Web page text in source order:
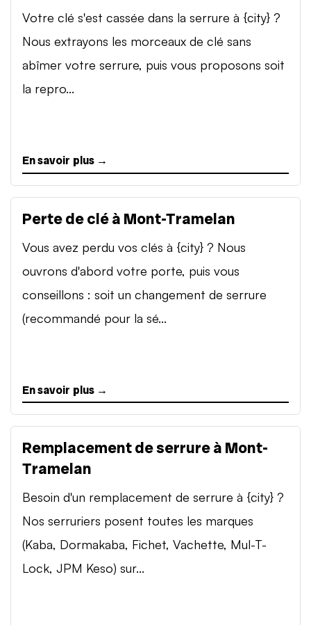
Votre clé s'est cassée dans la serrure à {city} ?
Nous extrayons les morceaux de clé sans
abîmer votre serrure, puis vous proposons soit
la repro...
En savoir plus →
Perte de clé à Mont-Tramelan
Vous avez perdu vos clés à {city} ? Nous
ouvrons d'abord votre porte, puis vous
conseillons : soit un changement de serrure
(recommandé pour la sé...
En savoir plus →
Remplacement de serrure à Mont-
Tramelan
Besoin d'un remplacement de serrure à {city} ?
Nos serruriers posent toutes les marques
(Kaba, Dormakaba, Fichet, Vachette, Mul-T-
Lock, JPM Keso) sur...